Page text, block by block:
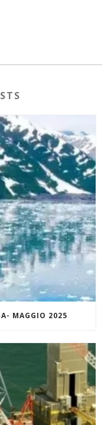
MAGGIO 2025